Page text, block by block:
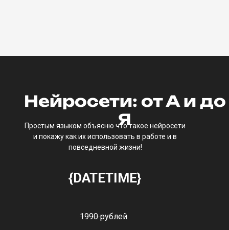
1990 рублей
{DATETIME}
Простым языком объясню что такое нейросети
и покажу как их использовать в работе и в
повседневной жизни!
Нейросети: от А и до
Я